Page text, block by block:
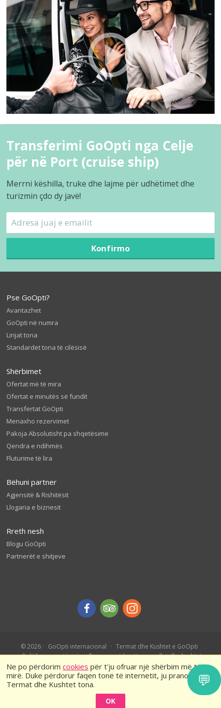
Ne po përdorimcookies për t'ju ofruar një shërbim më të
mirë. Duke përdorur faqen tonë të internetit, ju pranoni
Termat dhe Kushtet tona.
OK
Transferimi GoOpti nga Celje
për në Port (cruise ship)
Merrni këshilla, truke dhe lajme për udhëtimet dhe
turizmin çdo dy javë!
Konfirmo
Pse GoOpti?
Avantazhet
GoOpti në numra
Linjat tona
Standardet tona të cilësisë
Shërbimet
Ofertat më të mira
Ofertat e minutës së fundit
Transfertat GoOpti
Menaxho rezervimet
Pakoja Absolutisht pa shqetësime
Qendra e ndihmës
Fluturime të lira
Bëhuni partner
Agjensitë & Rishitësit
Llogaria e biznesit
Rreth nesh
Blogu GoOpti
Partnerët e shitjeve
© 2026 GoOpti internacional
Termat dhe Kushtet e GoOpti
Politika e privatësisë
Rezervo më herët – rregullat dhe kushtet
💬